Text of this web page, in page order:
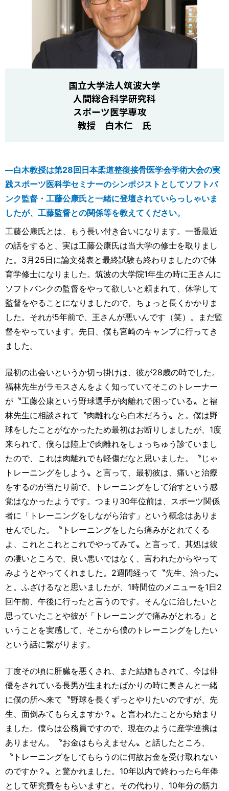
国立大学法人筑波大学
人間総合科学研究科
スポーツ医学専攻
教授 白木仁 氏
―白木教授は第28回日本柔道整復接骨医学会学術大会の実
践スポーツ医科学セミナーのシンポジストとしてソフトバ
ンク監督・工藤公康氏と一緒に登壇されていらっしゃいま
したが、工藤監督との関係等を教えてください。
工藤公康氏とは、もう長い付き合いになります。一番最近
の話をすると、実は工藤公康氏は当大学の修士を取りまし
た。3月25日に論文発表と最終試験も終わりましたので体
育学修士になりました。筑波の大学院1年生の時に王さんに
ソフトバンクの監督をやって欲しいと頼まれて、休学して
監督をやることになりましたので、ちょっと長くかかりま
した。それが5年前で、王さんが悪いんです（笑）。まだ監
督をやっています。先日、僕も宮崎のキャンプに行ってき
ました。
最初の出会いというか切っ掛けは、彼が28歳の時でした。
福林先生がラモスさんをよく知っていてそこのトレーナー
が〝工藤公康という野球選手が肉離れで困っている〟と福
林先生に相談されて〝肉離れなら白木だろう〟と。僕は野
球をしたことがなかったため最初はお断りしましたが、1度
来られて、僕らは陸上で肉離れをしょっちゅう診ていまし
たので、これは肉離れでも軽傷だなと思いました。〝じゃ
トレーニングをしよう〟と言って、最初彼は、痛いと治療
をするのが当たり前で、トレーニングをして治すという感
覚はなかったようです。つまり30年位前は、スポーツ関係
者に「トレーニングをしながら治す」という概念はありま
せんでした。〝トレーニングをしたら痛みがとれてくる
よ、これとこれとこれでやってみて〟と言って、其処は彼
の凄いところで、良い悪いではなく、言われたからやって
みようとやってくれました。2週間経って〝先生、治った〟
と。ふざけるなと思いましたが、1時間位のメニューを1日2
回午前、午後に行ったと言うのです。そんなに治したいと
思っていたことや彼が「トレーニングで痛みがとれる」と
いうことを実感して、そこから僕のトレーニングをしたい
という話に繋がります。
丁度その頃に肝臓を悪くされ、また結婚もされて、今は俳
優をされている長男が生まれたばかりの時に奥さんと一緒
に僕の所へ来て〝野球を長くずっとやりたいのですが、先
生、面倒みてもらえますか？〟と言われたことから始まり
ました。僕らは公務員ですので、現在のように産学連携は
ありません。〝お金はもらえません〟と話したところ、
〝トレーニングをしてもらうのに何故お金を受け取れない
のですか？〟と驚かれました。10年以内で終わったら年俸
として研究費をもらいますと。その代わり、10年分の筋力